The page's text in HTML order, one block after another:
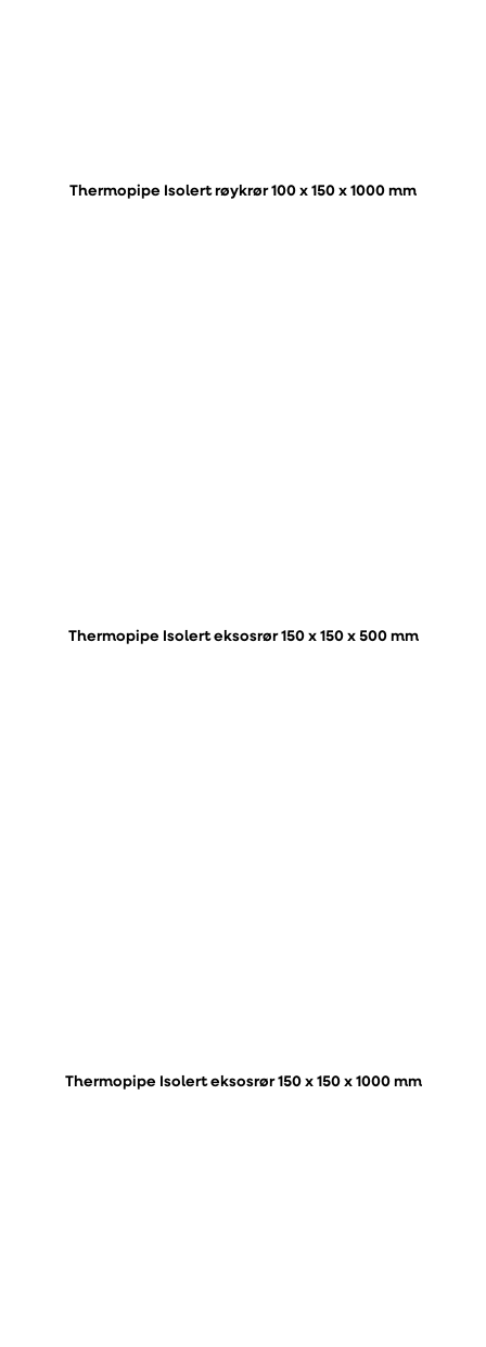
Thermopipe Isolert røykrør 100 x 150 x 1000 mm
Thermopipe Isolert eksosrør 150 x 150 x 500 mm
Thermopipe Isolert eksosrør 150 x 150 x 1000 mm